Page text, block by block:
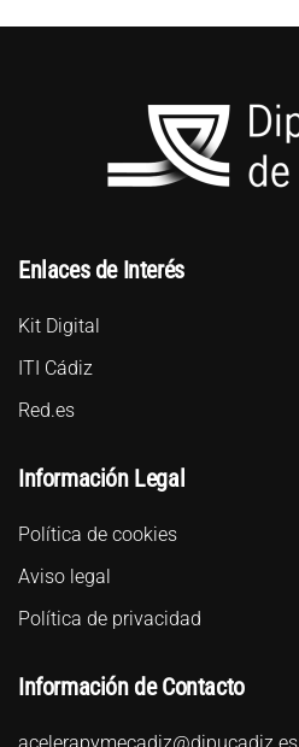
Enlaces de Interés
Kit Digital
ITI Cádiz
Red.es
Información Legal
Política de cookies
Aviso legal
Política de privacidad
Información de Contacto